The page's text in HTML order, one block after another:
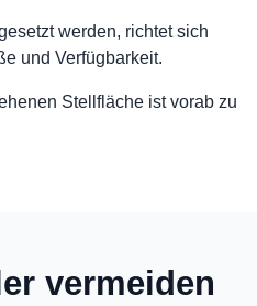
werden, richtet sich
und Verfügbarkeit.
Stellfläche ist vorab zu
vermeiden